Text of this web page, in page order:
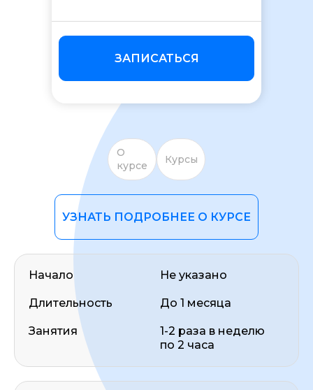
ЗАПИСАТЬСЯ
О
курсе
Курсы
УЗНАТЬ ПОДРОБНЕЕ О КУРСЕ
Начало
Длительность
Занятия
Не указано
До 1 месяца
1-2 раза в неделю
по 2 часа
ОСТАВИТЬ ОТЗЫВ